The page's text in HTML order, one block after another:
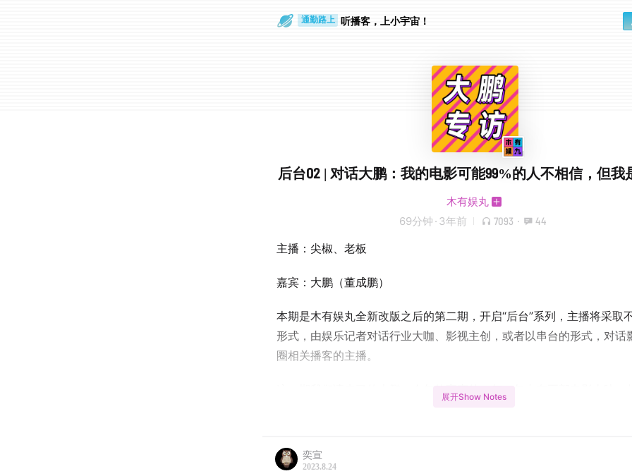
通勤路上 听播客，上小宇宙！
后台02 | 对话大鹏：我的电影可能99%的人不相信，但我
木有娱丸
69分钟 · 3年前 7093 · 44
主播：尖椒、老板
嘉宾：大鹏（董成鹏）
本期是木有娱丸全新改版之后的第二期，开启“后台”系列，主播将采取
形式，由娱乐记者对话行业大咖、影视主创，或者以串台的形式，对话
圈相关播客的主播。
这一期我们请来了的大鹏，今年他高产的一年，年内有五部电影上映，
年他在忙些什么？对于今年的高产他是如何看待的？以及凭借《第八个
获得上海国际电影节的影帝之后，他有没有一些新的目标？……关注木有
展开Show Notes
奕宣
2023.8.24